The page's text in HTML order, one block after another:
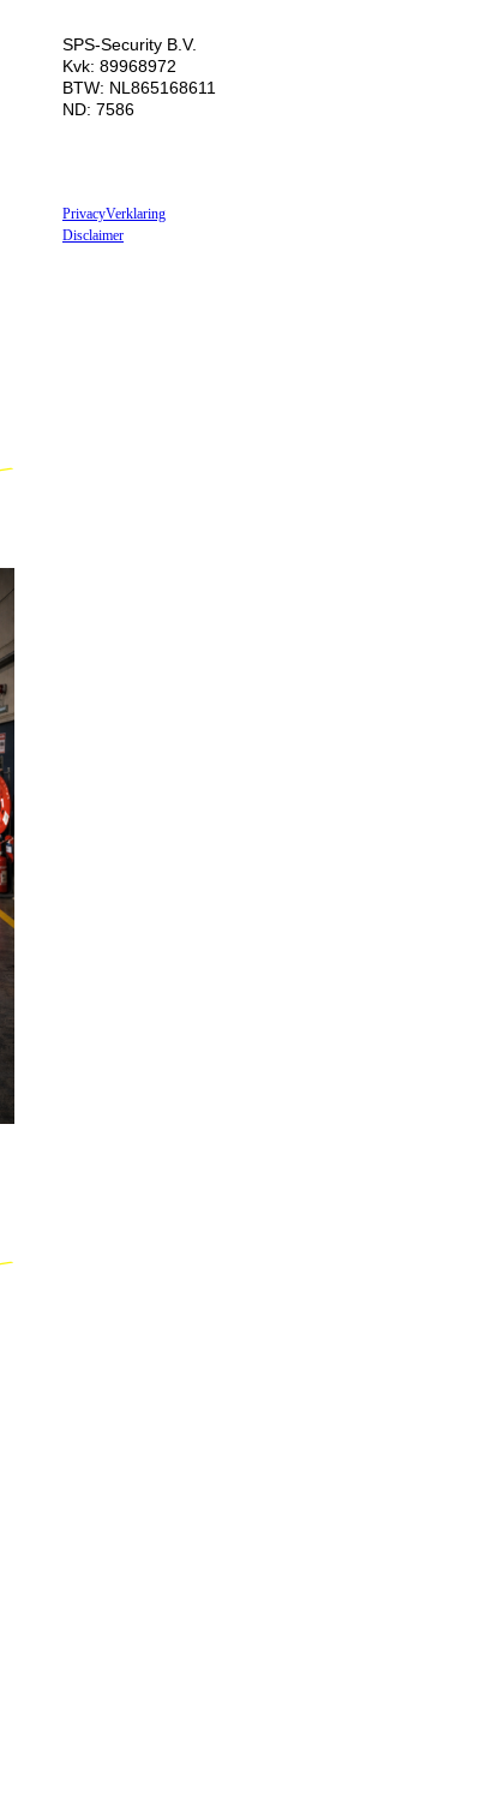
SPS-Security B.V.
Kvk: 89968972
BTW: NL865168611
ND: 7586
PrivacyVerklaring
Disclaimer